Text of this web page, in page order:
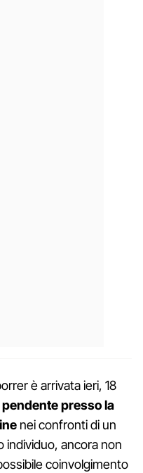
è arrivata ieri, 18
pendente presso la
nei confronti di un
individuo, ancora non
coinvolgimento